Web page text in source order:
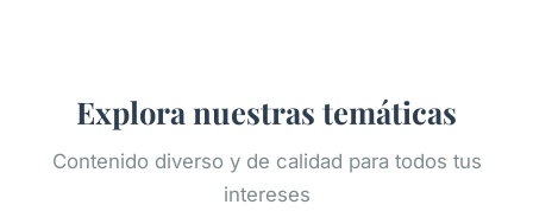
Explora nuestras temáticas
Contenido diverso y de calidad para todos tus
intereses